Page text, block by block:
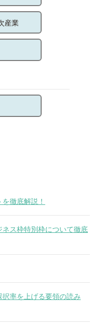
産業
徹底解説！
ス枠特別枠について徹底
率を上げる要領の読み